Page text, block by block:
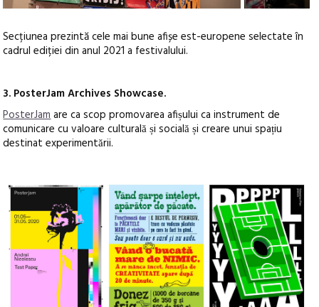
Secțiunea prezintă cele mai bune afișe est-europene selectate în
cadrul ediției din anul 2021 a festivalului.
3. PosterJam Archives Showcase.
PosterJamare ca scop promovarea afișului ca instrument de
comunicare cu valoare culturală și socială și creare unui spațiu
destinat experimentării.